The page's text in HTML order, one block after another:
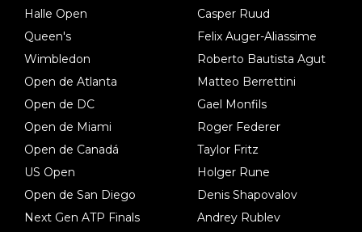
Halle Open
Queen's
Wimbledon
Open de Atlanta
Open de DC
Open de Miami
Open de Canadá
US Open
Open de San Diego
Next Gen ATP Finals
Casper Ruud
Felix Auger-Aliassime
Roberto Bautista Agut
Matteo Berrettini
Gael Monfils
Roger Federer
Taylor Fritz
Holger Rune
Denis Shapovalov
Andrey Rublev